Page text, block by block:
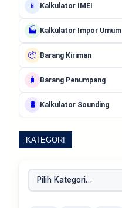
📱 Kalkulator IMEI
🏭 Kalkulator Impor Umum
📦 Barang Kiriman
🧳 Barang Penumpang
🛢️ Kalkulator Sounding
KATEGORI